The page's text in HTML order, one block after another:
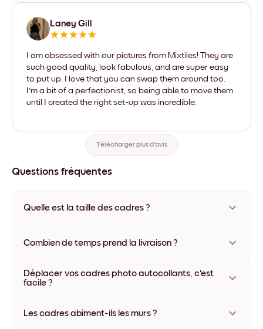
Laney Gill
I am obsessed with our pictures from Mixtiles! They are
such good quality, look fabulous, and are super easy
to put up. I love that you can swap them around too.
I'm a bit of a perfectionist, so being able to move them
until I created the right set-up was incredible.
Télécharger plus d'avis
Questions fréquentes
Quelle est la taille des cadres ?
matériaux et coloris disponibles, y compris sans cadre ou en
Combien de temps prend la livraison ?
généralement une semaine. Livraison express possible dans
certains pays. Un numéro de suivi accompagne chaque
Déplacer vos cadres photo autocollants, c'est
facile ?
l'infini, sans abîmer vos murs.
Les cadres abîment-ils les murs ?